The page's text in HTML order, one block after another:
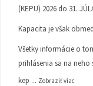
(KEPU) 2026 do 31.
Kapacita je však
Všetky informácie o
prihlásenia sa na neho
kep ... Zobraziť viac